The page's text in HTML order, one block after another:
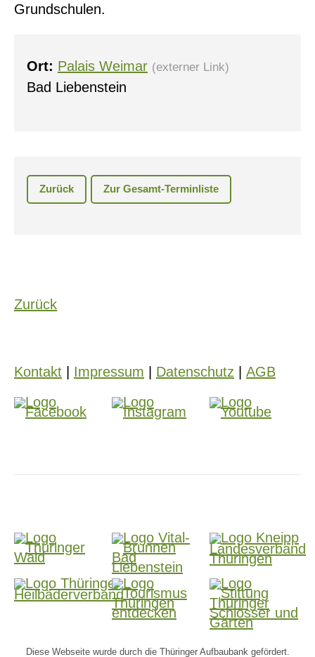
Grundschulen.
Ort: Palais Weimar (externer Link)
Bad Liebenstein
Zurück Zur Gesamt-Terminliste
Zurück
Kontakt Impressum Datenschutz AGB
Diese Webseite wurde durch die Thüringer Aufbaubank gefördert.